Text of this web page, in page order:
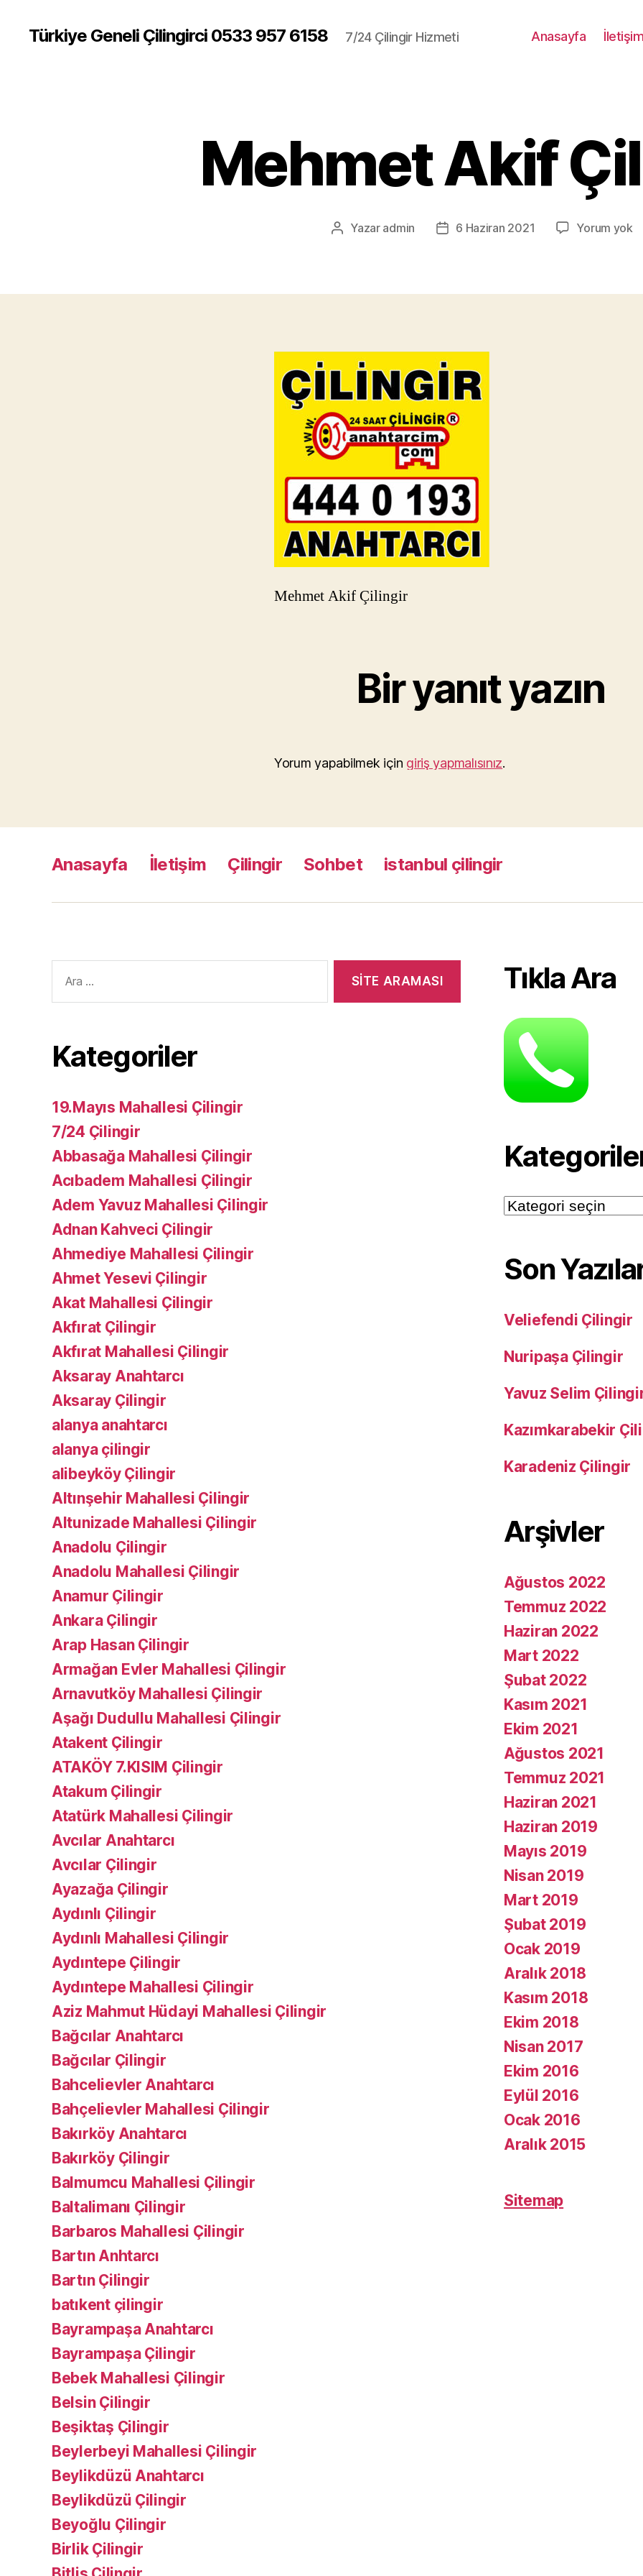
Türkiye Geneli Çilingirci 0533 957 6158 7/24 Çilingir Hizmeti Anasayfa
Mehmet Akif
Yazının
Yazar admin
Yazı6 Haziran 2021 Yorum yok
Mehmet Akif Çilingir
Bir yanıt yazın
Yorum yapabilmek için giriş yapmalısınız.
Anasayfa İletişim Çilingir Sohbet istanbul çilingir
yap:
Kategoriler
19.Mayıs Mahallesi Çilingir
7/24 Çilingir
Abbasağa Mahallesi Çilingir
Acıbadem Mahallesi Çilingir
Adem Yavuz Mahallesi Çilingir
Adnan Kahveci Çilingir
Ahmediye Mahallesi Çilingir
Ahmet Yesevi Çilingir
Akat Mahallesi Çilingir
Akfırat Çilingir
Akfırat Mahallesi Çilingir
Aksaray Anahtarcı
Aksaray Çilingir
alanya anahtarcı
alanya çilingir
alibeyköy Çilingir
Altınşehir Mahallesi Çilingir
Altunizade Mahallesi Çilingir
Anadolu Çilingir
Anadolu Mahallesi Çilingir
Anamur Çilingir
Ankara Çilingir
Arap Hasan Çilingir
Armağan Evler Mahallesi Çilingir
Arnavutköy Mahallesi Çilingir
Aşağı Dudullu Mahallesi Çilingir
Atakent Çilingir
ATAKÖY 7.KISIM Çilingir
Atakum Çilingir
Atatürk Mahallesi Çilingir
Avcılar Anahtarcı
Avcılar Çilingir
Ayazağa Çilingir
Aydınlı Çilingir
Aydınlı Mahallesi Çilingir
Aydıntepe Çilingir
Aydıntepe Mahallesi Çilingir
Aziz Mahmut Hüdayi Mahallesi Çilingir
Bağcılar Anahtarcı
Bağcılar Çilingir
Bahcelievler Anahtarcı
Bahçelievler Mahallesi Çilingir
Bakırköy Anahtarcı
Bakırköy Çilingir
Balmumcu Mahallesi Çilingir
Baltalimanı Çilingir
Barbaros Mahallesi Çilingir
Bartın Anhtarcı
Bartın Çilingir
batıkent çilingir
Bayrampaşa Anahtarcı
Bayrampaşa Çilingir
Bebek Mahallesi Çilingir
Belsin Çilingir
Beşiktaş Çilingir
Beylerbeyi Mahallesi Çilingir
Beylikdüzü Anahtarcı
Beylikdüzü Çilingir
Beyoğlu Çilingir
Birlik Çilingir
Tıkla Ara
Kategoriler
Son
Veliefendi Çilingir
Nuripaşa Çilingir
Yavuz Selim
Kazımkarabekir
Karadeniz Çilingir
Arşivler
Ağustos 2022
Temmuz 2022
Haziran 2022
Mart 2022
Şubat 2022
Kasım 2021
Ekim 2021
Ağustos 2021
Temmuz 2021
Haziran 2021
Haziran 2019
Mayıs 2019
Nisan 2019
Mart 2019
Şubat 2019
Ocak 2019
Aralık 2018
Kasım 2018
Ekim 2018
Nisan 2017
Ekim 2016
Eylül 2016
Ocak 2016
Aralık 2015
Sitemap